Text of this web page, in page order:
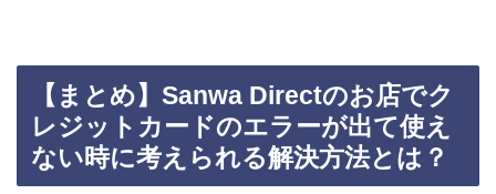
【まとめ】Sanwa Directのお店でク
レジットカードのエラーが出て使え
ない時に考えられる解決方法とは？